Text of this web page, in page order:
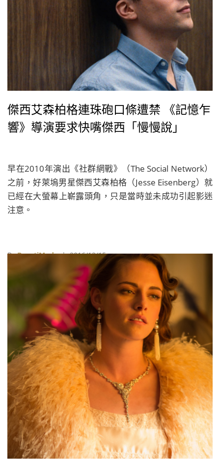
傑西艾森柏格連珠砲口條遭禁 《記憶乍
響》導演要求快嘴傑西「慢慢說」
早在2010年演出《社群網戰》（The Social Network）
之前，好萊塢男星傑西艾森柏格（Jesse Eisenberg）就
已經在大螢幕上嶄露頭角，只是當時並未成功引起影迷
注意。
ByBeautiMode| 2016/12/15